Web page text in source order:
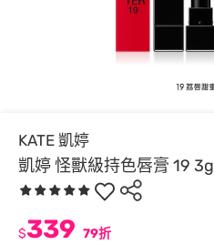
KATE 凱婷
凱婷 怪獸級持色唇膏 19 3g
$339 79折